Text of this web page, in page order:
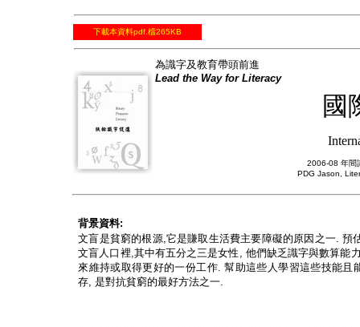
下載本資料pdf.檔265KB
為識字及教育帶頭前進
Lead the Way for Literacy
國
2006-08 年間
PDG Jason,
背景資料:
文盲是貧窮的根源,它是賺取生活費主要障礙的原因之一.預
文盲人口裡,其中有五分之三是女性 , 他們缺乏識字與數算能
來維持或取得更好的一份工作.幫助這些人學習這些技能且
存,是對抗貧窮的最好方法之一.